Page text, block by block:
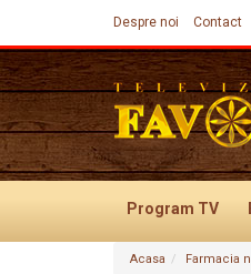
Despre noi Contact
Program TV
Evenimente
Acasa Farmacia